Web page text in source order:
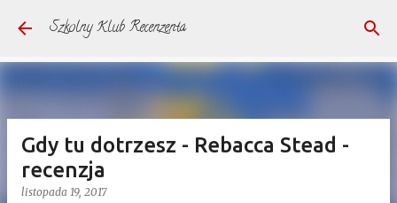
Przejdź do głównej zawartości
Szkolny Klub Recenzenta
Gdy tu dotrzesz - Rebacca Stead -
recenzja
listopada 19, 2017